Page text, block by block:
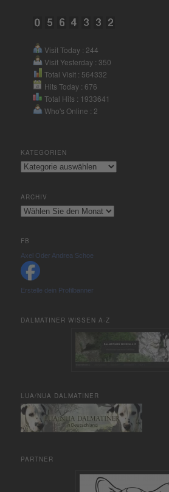
Consent Management Platform
Visit Today : 244
Visit Yesterday : 350
Total Visit : 564332
Hits Today : 676
Total Hits : 1933641
Who's Online : 2
KATEGORIEN
Kategorien
ARCHIV
Archiv
FB
Axel Oder Andrea Schoe
Erstelle dein Profilbanner
DALMATINER WISSEN A-Z
LUA/NUA DALMATINER
PARTNER